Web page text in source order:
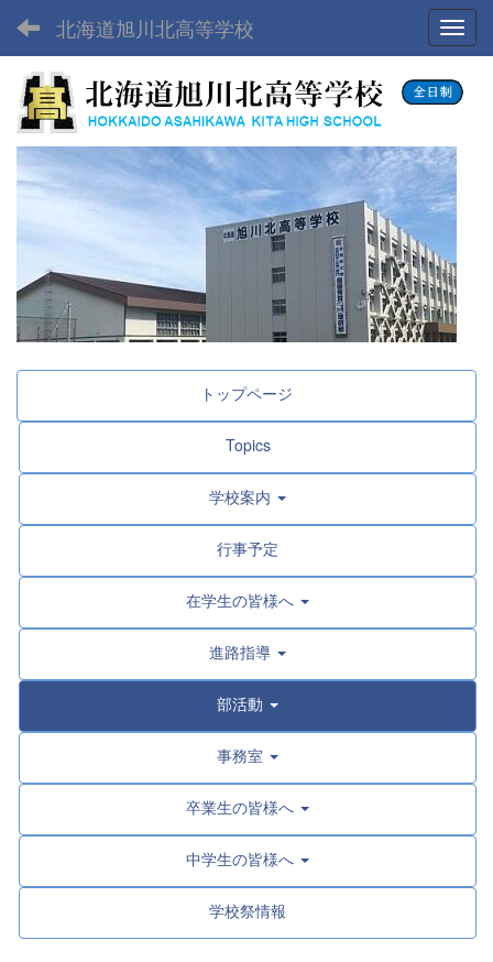
北海道旭川北高等学校
トップページ
Topics
学校案内
行事予定
在学生の皆様へ
進路指導
部活動
事務室
卒業生の皆様へ
中学生の皆様へ
学校祭情報